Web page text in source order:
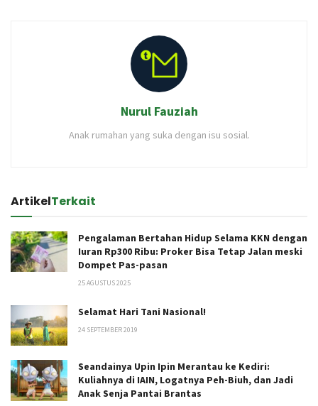
Nurul Fauziah
Anak rumahan yang suka dengan isu sosial.
ArtikelTerkait
Pengalaman Bertahan Hidup Selama KKN dengan
Iuran Rp300 Ribu: Proker Bisa Tetap Jalan meski
Dompet Pas-pasan
25 AGUSTUS 2025
Selamat Hari Tani Nasional!
24 SEPTEMBER 2019
Seandainya Upin Ipin Merantau ke Kediri:
Kuliahnya di IAIN, Logatnya Peh-Biuh, dan Jadi
Anak Senja Pantai Brantas